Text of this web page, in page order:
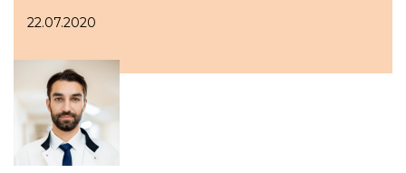
22.07.2020